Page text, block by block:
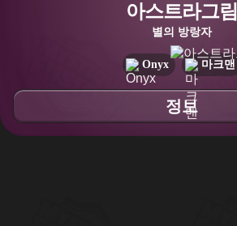
아스트라그림
별의 방랑자
Onyx 마크맨
정보